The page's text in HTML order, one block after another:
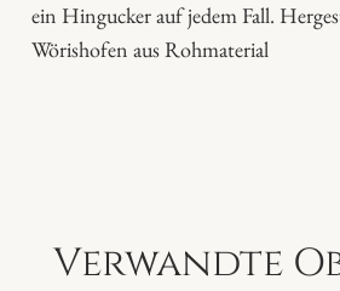
e
ein Hingucker auf jedem Fall.
Wörishofen aus Rohmaterial
Verwandte